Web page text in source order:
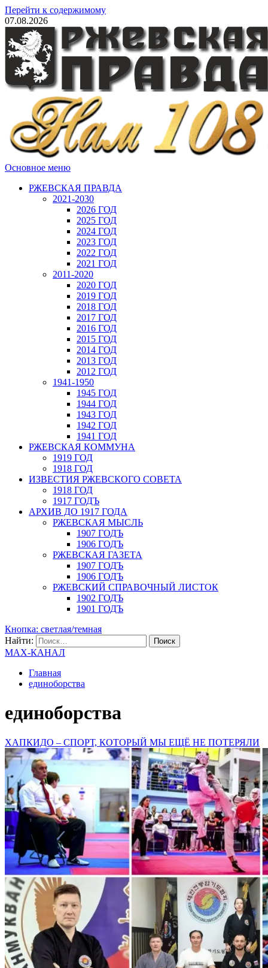
Перейти к содержимому
07.08.2026
Основное меню
РЖЕВСКАЯ ПРАВДА
2021-2030
2026 ГОД
2025 ГОД
2024 ГОД
2023 ГОД
2022 ГОД
2021 ГОД
2011-2020
2020 ГОД
2019 ГОД
2018 ГОД
2017 ГОД
2016 ГОД
2015 ГОД
2014 ГОД
2013 ГОД
2012 ГОД
1941-1950
1945 ГОД
1944 ГОД
1943 ГОД
1942 ГОД
1941 ГОД
РЖЕВСКАЯ КОММУНА
1919 ГОД
1918 ГОД
ИЗВЕСТИЯ РЖЕВСКОГО СОВЕТА
1918 ГОД
1917 ГОДЪ
АРХИВ ДО 1917 ГОДА
РЖЕВСКАЯ МЫСЛЬ
1907 ГОДЪ
1906 ГОДЪ
РЖЕВСКАЯ ГАЗЕТА
1907 ГОДЪ
1906 ГОДЪ
РЖЕВСКИЙ СПРАВОЧНЫЙ ЛИСТОК
1902 ГОДЪ
1901 ГОДЪ
Кнопка: светлая/темная
Найти:
MAX-КАНАЛ
Главная
единоборства
единоборства
ХАПКИДО – СПОРТ, КОТОРЫЙ МЫ ЕЩЁ НЕ ПОТЕРЯЛИ